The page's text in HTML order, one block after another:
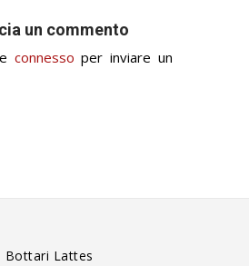
un commento
connesso per inviare un
Bottari Lattes